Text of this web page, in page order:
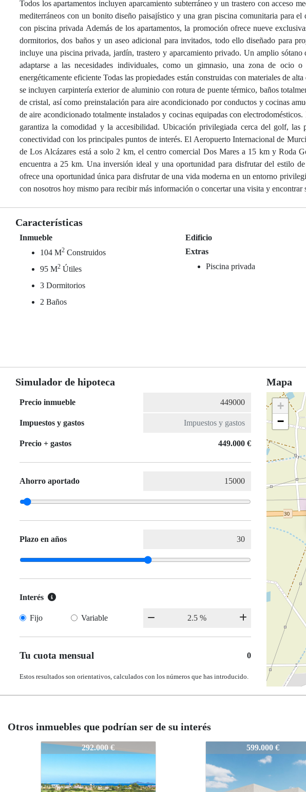
Todos los apartamentos incluyen aparcamiento subterráneo y un trastero con acceso
mediterráneos con un bonito diseño paisajístico y una gran piscina comunitaria para
con piscina privada Además de los apartamentos, la promoción ofrece nueve
dormitorios, dos baños y un aseo adicional para invitados, todo ello diseñado para
incluye una piscina privada, jardín, trastero y aparcamiento privado. Un amplio
adaptarse a las necesidades individuales, como un gimnasio, una zona de ocio
energéticamente eficiente Todas las propiedades están construidas con materiales de
se incluyen carpintería exterior de aluminio con rotura de puente térmico, baños
de cristal, así como preinstalación para aire acondicionado por conductos y cocinas
de aire acondicionado totalmente instalados y cocinas equipadas con
garantiza la comodidad y la accesibilidad. Ubicación privilegiada cerca del golf, las
conectividad con los principales puntos de interés. El Aeropuerto Internacional de
de Los Alcázares está a solo 2 km, el centro comercial Dos Mares a 15 km y Roda
encuentra a 25 km. Una inversión ideal y una oportunidad para disfrutar del estilo
ofrece una oportunidad única para disfrutar de una vida moderna en un entorno
con nosotros hoy mismo para recibir más información o concertar una visita y encontrar
Características
Inmueble
104 M2 Construidos
95 M2 Útiles
3 Dormitorios
2 Baños
Edificio
Extras
Piscina privada
Simulador de hipoteca
Precio inmueble
Impuestos y gastos
Precio + gastos 449.000 €
Ahorro aportado
Plazo en años
Interés
Fijo Variable
Tu cuota mensual 0
Estos resultados son orientativos, calculados con los números que has introducido.
Mapa
+
−
Otros inmuebles que podrían ser de su interés
V1-N9673599.000 € V1-N9673278.900 €